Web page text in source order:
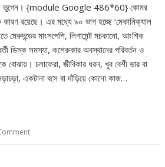
ভুগেন। {module Google 486*60} কোমর
রয়েছে। এর মধ্যে ৯০ ভাগ হচ্ছে ‘মেকানিক্যাল
মেরুদন্ডের মাংসপেশি, লিগামেন্ট মচকানো, আংশিক
ডিস্ক সমস্যা, কশেরুকার অবস্থানের পরিবর্তন ও
বোঝায়। চলাফেরা, জীবিকার ধরন, খুব বেশী ভার বা
একটানা বসে বা দাঁড়িয়ে কোনো কাজ…